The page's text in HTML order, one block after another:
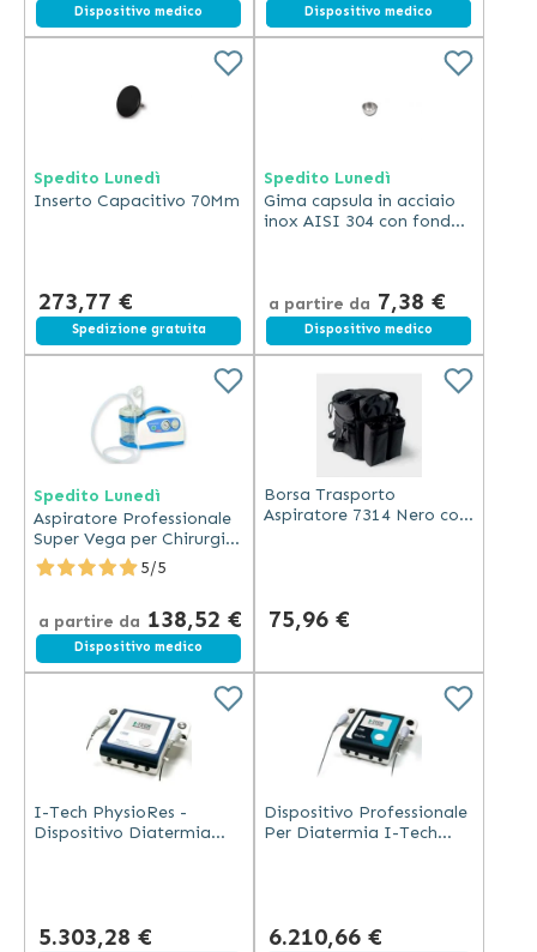
Dispositivo medico Spedizione gratuita
Dispositivo medico
Spedito Lunedì
Inserto Capacitivo 70Mm
273,77 €
Spedizione gratuita
Spedito Lunedì
Gima capsula in acciaio
inox AISI 304 con fondo
a partire da 7,38 €
Spedizione gratuita
Dispositivo medico
Spedito Lunedì
Aspiratore Professionale
Super Vega per Chirurgia
e Aspirazione Medica
5/5
a partire da 138,52 €
Dispositivo medico
Borsa Trasporto
Aspiratore 7314 Nero con
75,96 €
I-Tech PhysioRes -
Dispositivo Diatermia
5.303,28 €
Dispositivo Professionale
Per Diatermia I-Tech
6.210,66 €